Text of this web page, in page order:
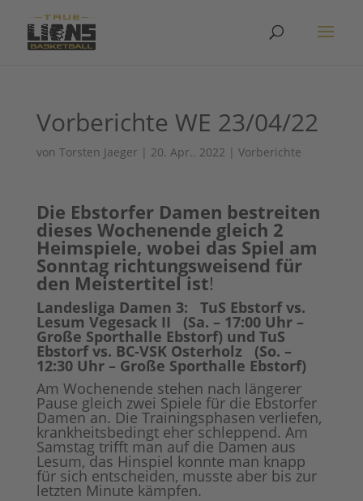
Vorberichte WE 23/04/22
von Torsten Jaeger | 20. Apr.. 2022 | Vorberichte
Die Ebstorfer Damen bestreiten
dieses Wochenende gleich 2
Heimspiele, wobei das Spiel am
Sonntag richtungsweisend für
den Meistertitel ist!
Landesliga Damen 3: TuS Ebstorf vs.
Lesum Vegesack II (Sa. – 17:00 Uhr –
Große Sporthalle Ebstorf) und TuS
Ebstorf vs. BC-VSK Osterholz (So. –
12:30 Uhr – Große Sporthalle Ebstorf)
Am Wochenende stehen nach längerer
Pause gleich zwei Spiele für die Ebstorfer
Damen an. Die Trainingsphasen verliefen,
krankheitsbedingt eher schleppend. Am
Samstag trifft man auf die Damen aus
Lesum, das Hinspiel konnte man knapp
für sich entscheiden, musste aber bis zur
letzten Minute kämpfen.